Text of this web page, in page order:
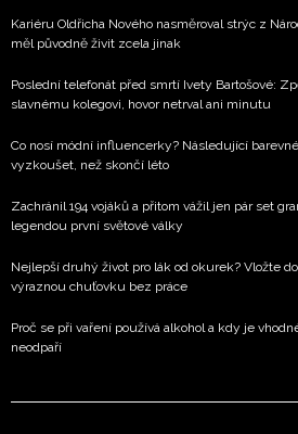
Kariéru Oldřicha Nového nasměroval strýc z
měl původně živit zcela jinak
Poslední telefonát před smrtí Ivety Bartošové:
slavnému kolegovi, hovor netrval ani minutu
Co nosí módní influencerky? Následující
vyzkoušet, než skončí léto
Zachránil 194 vojáků a přitom vážil jen pár set
legendou první světové války
Nejlepší druhý život pro lák od okurek? Vložte
výraznou chuťovku bez práce
Proč se při vaření používá alkohol a kdy je
neodpaří